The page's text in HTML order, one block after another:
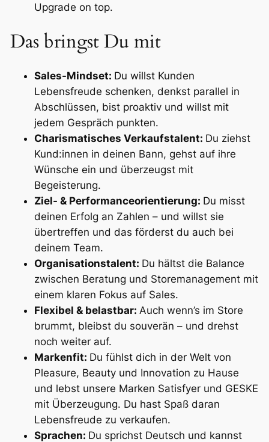
Upgrade on top.
Das bringst Du mit
Sales-Mindset: Du willst Kunden
Lebensfreude schenken, denkst parallel in
Abschlüssen, bist proaktiv und willst mit
jedem Gespräch punkten.
Charismatisches Verkaufstalent: Du ziehst
Kund:innen in deinen Bann, gehst auf ihre
Wünsche ein und überzeugst mit
Begeisterung.
Ziel- & Performanceorientierung: Du misst
deinen Erfolg an Zahlen – und willst sie
übertreffen und das förderst du auch bei
deinem Team.
Organisationstalent: Du hältst die Balance
zwischen Beratung und Storemanagement mit
einem klaren Fokus auf Sales.
Flexibel & belastbar: Auch wenn’s im Store
brummt, bleibst du souverän – und drehst
noch weiter auf.
Markenfit: Du fühlst dich in der Welt von
Pleasure, Beauty und Innovation zu Hause
und lebst unsere Marken Satisfyer und GESKE
mit Überzeugung. Du hast Spaß daran
Lebensfreude zu verkaufen.
Sprachen: Du sprichst Deutsch und kannst